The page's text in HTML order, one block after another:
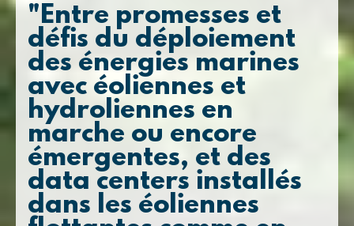
"Entre promesses et
défis du déploiement
des énergies marines
avec éoliennes et
hydroliennes en
marche ou encore
émergentes, et des
data centers installés
dans les éoliennes